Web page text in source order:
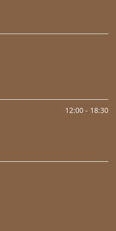
12:00 - 18:30